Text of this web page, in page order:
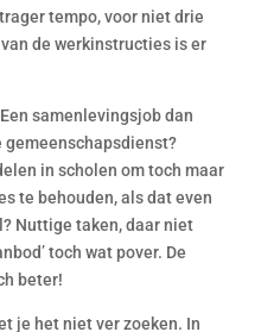
tempo, voor niet drie
de werkinstructies is er
samenlevingsjob dan
gemeenschapsdienst?
in scholen om toch maar
te behouden, als dat even
Nuttige taken, daar niet
toch wat pover. De
beter!
je het niet ver zoeken. In